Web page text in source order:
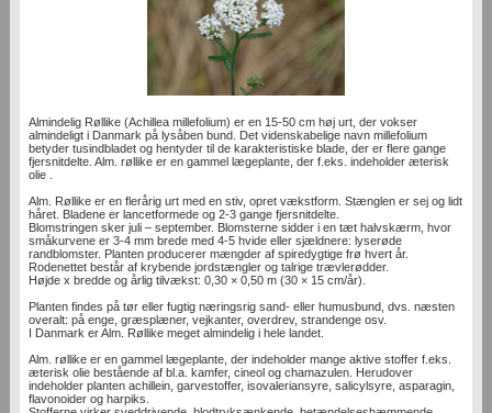
Almindelig Røllike (Achillea millefolium) er en 15-50 cm høj urt, der vokser
almindeligt i Danmark på lysåben bund. Det videnskabelige navn millefolium
betyder tusindbladet og hentyder til de karakteristiske blade, der er flere gange
fjersnitdelte. Alm. røllike er en gammel lægeplante, der f.eks. indeholder æterisk
olie .
Alm. Røllike er en flerårig urt med en stiv, opret vækstform. Stænglen er sej og lidt
håret. Bladene er lancetformede og 2-3 gange fjersnitdelte.
Blomstringen sker juli – september. Blomsterne sidder i en tæt halvskærm, hvor
småkurvene er 3-4 mm brede med 4-5 hvide eller sjældnere: lyserøde
randblomster. Planten producerer mængder af spiredygtige frø hvert år.
Rodenettet består af krybende jordstængler og talrige trævlerødder.
Højde x bredde og årlig tilvækst: 0,30 × 0,50 m (30 × 15 cm/år).
Planten findes på tør eller fugtig næringsrig sand- eller humusbund, dvs. næsten
overalt: på enge, græsplæner, vejkanter, overdrev, strandenge osv.
I Danmark er Alm. Røllike meget almindelig i hele landet.
Alm. røllike er en gammel lægeplante, der indeholder mange aktive stoffer f.eks.
æterisk olie bestående af bl.a. kamfer, cineol og chamazulen. Herudover
indeholder planten achillein, garvestoffer, isovaleriansyre, salicylsyre, asparagin,
flavonoider og harpiks.